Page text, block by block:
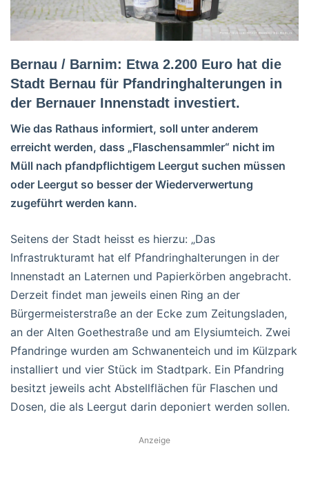
Bernau / Barnim: Etwa 2.200 Euro hat die
Stadt Bernau für Pfandringhalterungen in
der Bernauer Innenstadt investiert.
Wie das Rathaus informiert, soll unter anderem
erreicht werden, dass „Flaschensammler“ nicht im
Müll nach pfandpflichtigem Leergut suchen müssen
oder Leergut so besser der Wiederverwertung
zugeführt werden kann.
Seitens der Stadt heisst es hierzu: „Das
Infrastrukturamt hat elf Pfandringhalterungen in der
Innenstadt an Laternen und Papierkörben angebracht.
Derzeit findet man jeweils einen Ring an der
Bürgermeisterstraße an der Ecke zum Zeitungsladen,
an der Alten Goethestraße und am Elysiumteich. Zwei
Pfandringe wurden am Schwanenteich und im Külzpark
installiert und vier Stück im Stadtpark. Ein Pfandring
besitzt jeweils acht Abstellflächen für Flaschen und
Dosen, die als Leergut darin deponiert werden sollen.
Anzeige